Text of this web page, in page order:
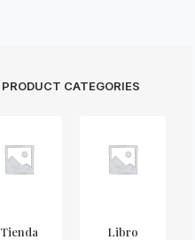
PRODUCT CATEGORIES
Tienda
Libro